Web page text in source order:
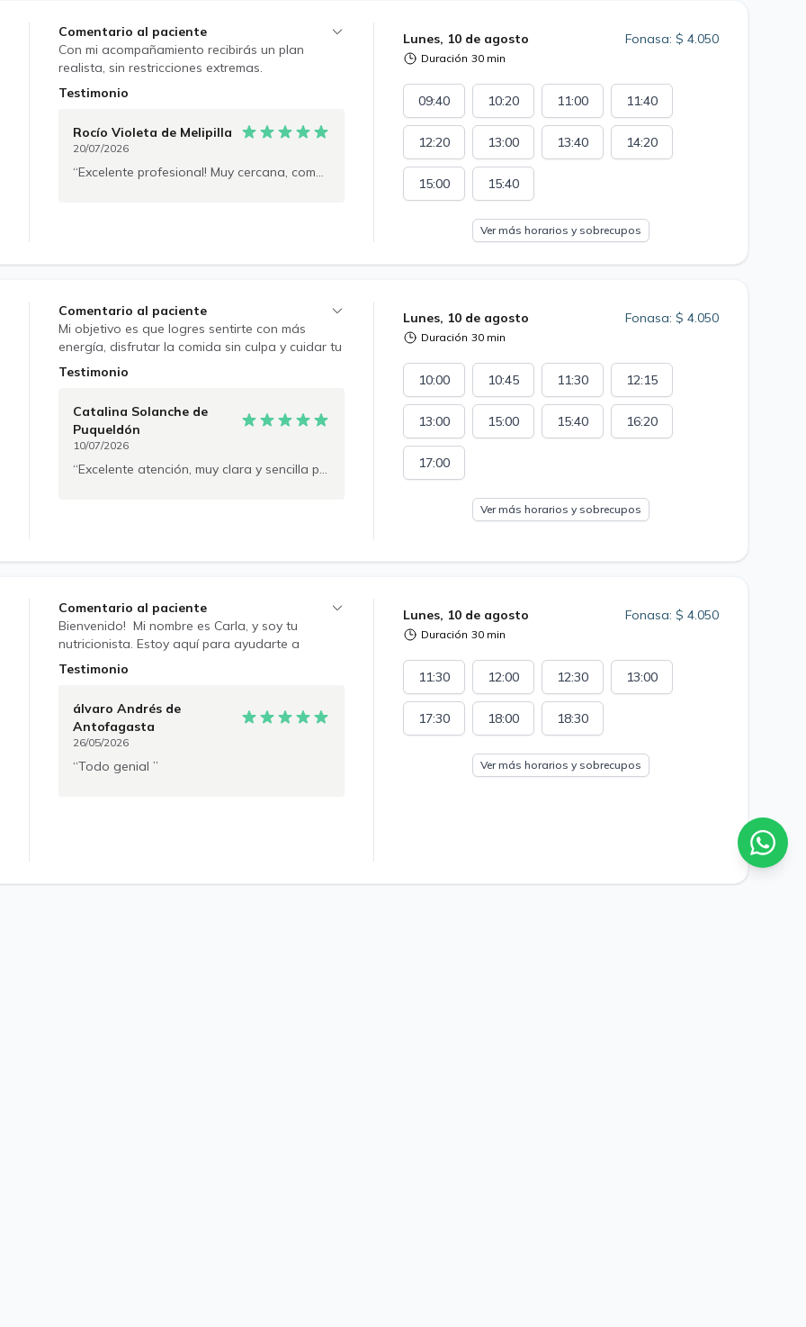
Lunes, 10 de agosto
Duración 30 min
Fonasa: $ 4.050
09:40 10:20 11:00 11:40
12:20 13:00 13:40 14:20
15:00 15:40
Ver más horarios y sobrecupos
Comentario al paciente
Con mi acompañamiento recibirás un plan
realista, sin restricciones extremas.
Trabajaremos juntas para que entiendas tu
tus logros a largo plazo. Cada sesión es un
espacio de apoyo y contención, pensado para
que avances con seguridad, a tu propio ritmo.
Testimonio
Rocío Violeta de Melipilla
20/07/2026
Excelente profesional! Muy cercana, comprensiva y amable. Sin duda será un gran acompañamiento en mi proceso.
Lunes, 10 de agosto
Duración 30 min
Fonasa: $ 4.050
10:00 10:45 11:30 12:15
13:00 15:00 15:40 16:20
17:00
Ver más horarios y sobrecupos
Comentario al paciente
Mi objetivo es que logres sentirte con más
energía, disfrutar la comida sin culpa y cuidar tu
salud a largo plazo, con acompañamiento
Testimonio
Catalina Solanche de
Puqueldón
10/07/2026
Excelente atención, muy clara y sencilla para explicar.
Lunes, 10 de agosto
Duración 30 min
Fonasa: $ 4.050
11:30 12:00 12:30 13:00
17:30 18:00 18:30
Ver más horarios y sobrecupos
Comentario al paciente
Bienvenido! Mi nombre es Carla, y soy tu
nutricionista. Estoy aquí para ayudarte a
alcanzar tus objetivos de salud a través de una
Conocernos mejor: Quiero entender tus hábitos
alimenticios actuales, tus metas de salud y
cualquier preocupación que puedas tener sobre
tu alimentación. • Educación: Vamos a explorar
Testimonio
álvaro Andrés de
Antofagasta
26/05/2026
Todo genial